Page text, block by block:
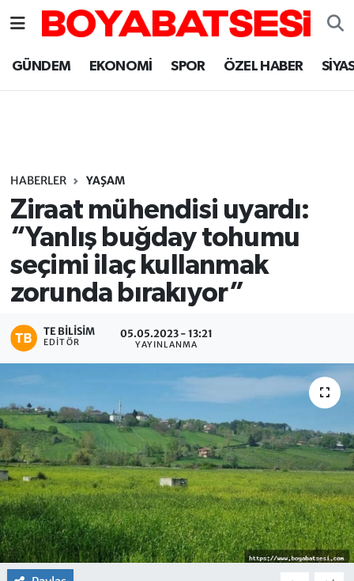
GÜNDEM EKONOMİ SPOR ÖZEL HABER
HABERLER YAŞAM
Ziraat mühendisi uyardı:
“Yanlış buğday tohumu
seçimi ilaç kullanmak
zorunda bırakıyor”
TE BILISIM
EDITÖR
05.05.2023 - 13:21
YAYINLANMA
Sinop Nöbetçi Eczaneler
Sinop Trafik Yoğunluk Haritası
Süper Lig Puan Durumu ve Fikstür
Tüm Manşetler
Son Dakika Haberleri
Haber Arşivi